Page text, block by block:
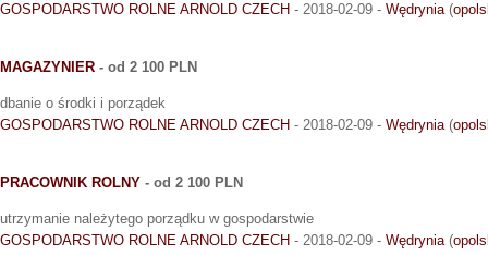
GOSPODARSTWO ROLNE ARNOLD CZECH - 2018-02-09 - Wędrynia(
MAGAZYNIER - od 2 100 PLN
dbanie o środki i porządek
GOSPODARSTWO ROLNE ARNOLD CZECH - 2018-02-09 - Wędrynia(
PRACOWNIK ROLNY - od 2 100 PLN
utrzymanie należytego porządku w gospodarstwie
GOSPODARSTWO ROLNE ARNOLD CZECH - 2018-02-09 - Wędrynia(